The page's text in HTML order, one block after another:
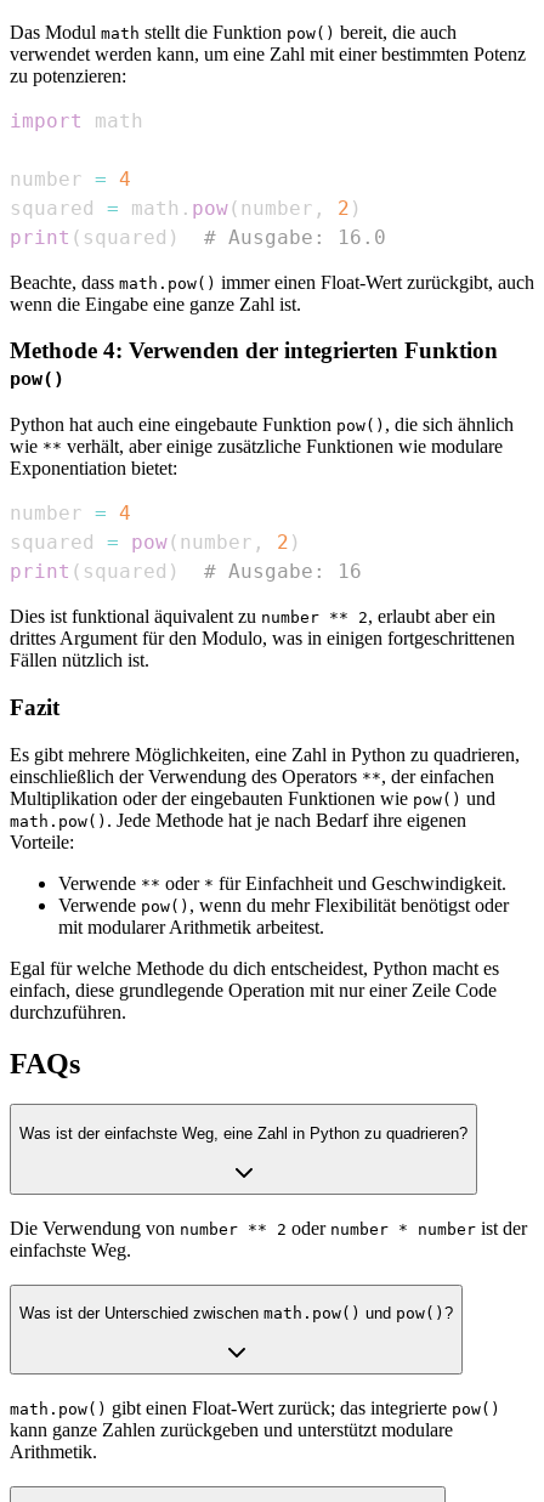
Das Modul math stellt die Funktion pow() bereit, die auch
verwendet werden kann, um eine Zahl mit einer bestimmten Potenz
zu potenzieren:
import
number = 4
squared = math . pow( number , 2 )
print ( squared ) # Ausgabe: 16.0
Beachte, dass math.pow() immer einen Float-Wert zurückgibt, auch
wenn die Eingabe eine ganze Zahl ist.
Methode 4: Verwenden der integrierten Funktion
pow()
Python hat auch eine eingebaute Funktion pow() , die sich ähnlich
wie ** verhält, aber einige zusätzliche Funktionen wie modulare
Exponentiation bietet:
number = 4
squared = pow( number , 2 )
print ( squared ) # Ausgabe: 16
Dies ist funktional äquivalent zu number ** 2, erlaubt aber ein
drittes Argument für den Modulo, was in einigen fortgeschrittenen
Fällen nützlich ist.
Fazit
Es gibt mehrere Möglichkeiten, eine Zahl in Python zu quadrieren,
einschließlich der Verwendung des Operators **, der einfachen
Multiplikation oder der eingebauten Funktionen wie pow() und
math.pow() . Jede Methode hat je nach Bedarf ihre eigenen
Vorteile:
Verwende ** oder * für Einfachheit und Geschwindigkeit.
Verwende pow() , wenn du mehr Flexibilität benötigst oder
mit modularer Arithmetik arbeitest.
Egal für welche Methode du dich entscheidest, Python macht es
einfach, diese grundlegende Operation mit nur einer Zeile Code
durchzuführen.
FAQs
Was ist der einfachste Weg, eine Zahl in Python zu quadrieren?
Die Verwendung von number ** 2 oder number * number ist der
einfachste Weg.
Was ist der Unterschied zwischen math.pow() und pow() ?
math.pow() gibt einen Float-Wert zurück; das integrierte pow()
kann ganze Zahlen zurückgeben und unterstützt modulare
Arithmetik.